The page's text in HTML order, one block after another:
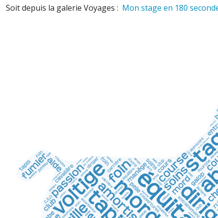
Soit depuis la galerie Voyages : Mon stage en 180